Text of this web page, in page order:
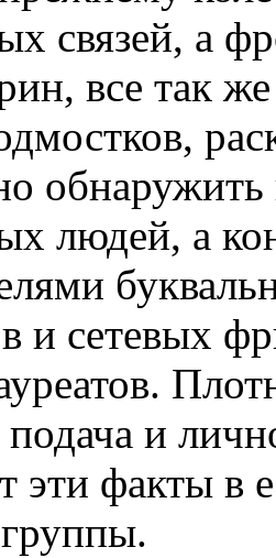
связей, а
все так
обнаружить
людей, а
и сетевых
подача и
факты в